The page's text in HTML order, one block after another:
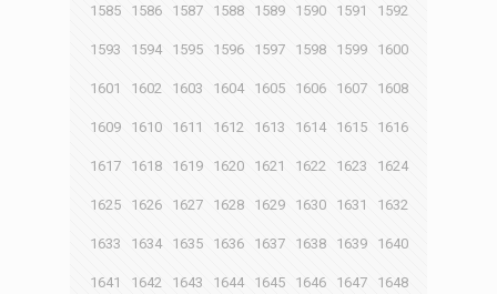
1585 1586 1587 1588 1589 1590 1591 1592
1593 1594 1595 1596 1597 1598 1599 1600
1601 1602 1603 1604 1605 1606 1607 1608
1609 1610 1611 1612 1613 1614 1615 1616
1617 1618 1619 1620 1621 1622 1623 1624
1625 1626 1627 1628 1629 1630 1631 1632
1633 1634 1635 1636 1637 1638 1639 1640
1641 1642 1643 1644 1645 1646 1647 1648